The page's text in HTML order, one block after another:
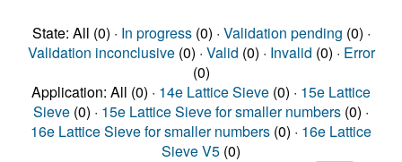
State: All (0) · In progress(0) · Validation pending (0) ·
Validation inconclusive(0) · Valid (0) · Invalid (0) · Error
(0)
Application: All (0) · 14e Lattice Sieve (0) · 15e Lattice
Sieve (0) · 15e Lattice Sieve for smaller numbers (0) ·
16e Lattice Sieve for smaller numbers (0) · 16e Lattice
Sieve V5 (0)